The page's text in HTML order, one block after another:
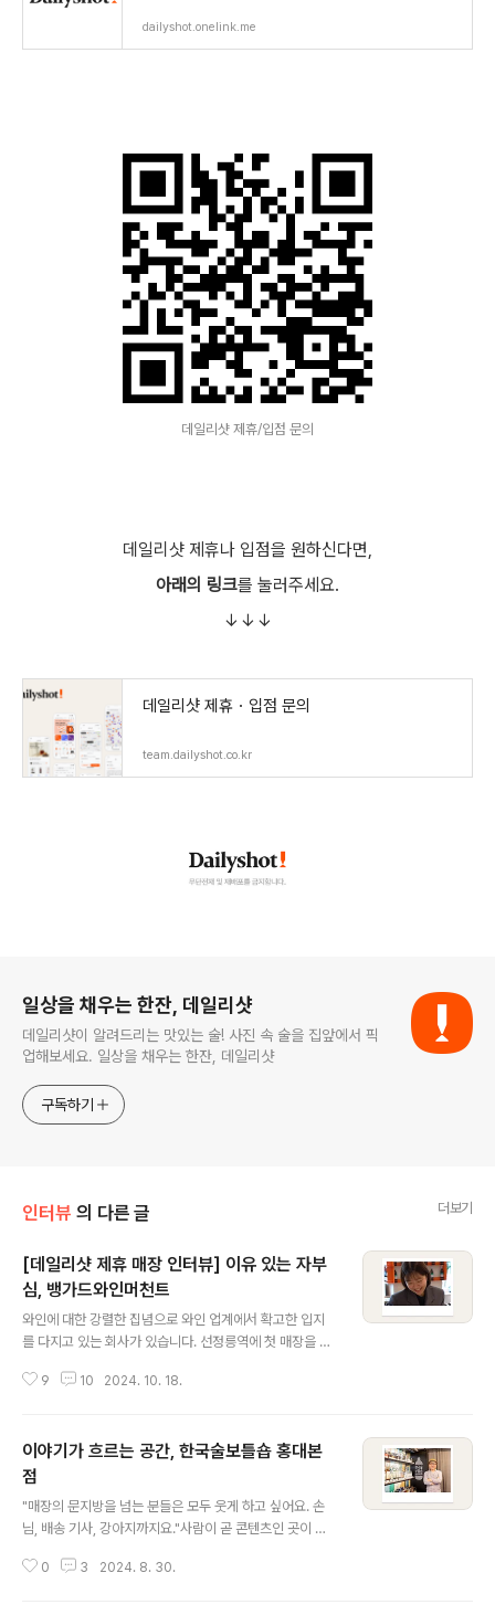
dailyshot.onelink.me
데일리샷 제휴/입점 문의
데일리샷 제휴나 입점을 원하신다면,
아래의 링크를 눌러주세요.
↓↓↓
데일리샷 제휴・입점 문의
team.dailyshot.co.kr
일상을 채우는 한잔, 데일리샷
데일리샷이 알려드리는 맛있는 술! 사진 속 술을 집앞에서 픽
업해보세요. 일상을 채우는 한잔, 데일리샷
구독하기
인터뷰 의 다른 글 더보기
[데일리샷 제휴 매장 인터뷰] 이유 있는 자부
심, 뱅가드와인머천트
와인에 대한 강렬한 집념으로 와인 업계에서 확고한 입지
를 다지고 있는 회사가 있습니다. 선정릉역에 첫 매장을 오
하고 있는 '뱅가드와인머천트'입니다. 이곳은 단순히 가맹
표, 그리고 이를 펼쳐나가는 뛰어난 능력을 갖춘 직원들이
뭉쳐 빠르고 단단하게 성장하고 있기 때문이죠.​뱅가드와인
머천트는 어떻게 와인 시장의 루키로 성장할 수 있었을까
요? 다른 보틀샵과 차별화된 매력은 무엇인지, 데일리샷 에
디터가 다 자세하게 파헤쳐 보았습니다.​안녕하세요. 저는
판교점 매니저 오가연입니다. 판교점 매장 오픈부터 매장
9 10 2024. 10. 18.
이야기가 흐르는 공간, 한국술보틀숍 홍대본
점
"매장의 문지방을 넘는 분들은 모두 웃게 하고 싶어요. 손
님, 배송 기사, 강아지까지요."​사람이 곧 콘텐츠인 곳이 있
는 사람이 떠오르는 것이죠. 한국술보틀숍도 그렇습니다.
0 3 2024. 8. 30.